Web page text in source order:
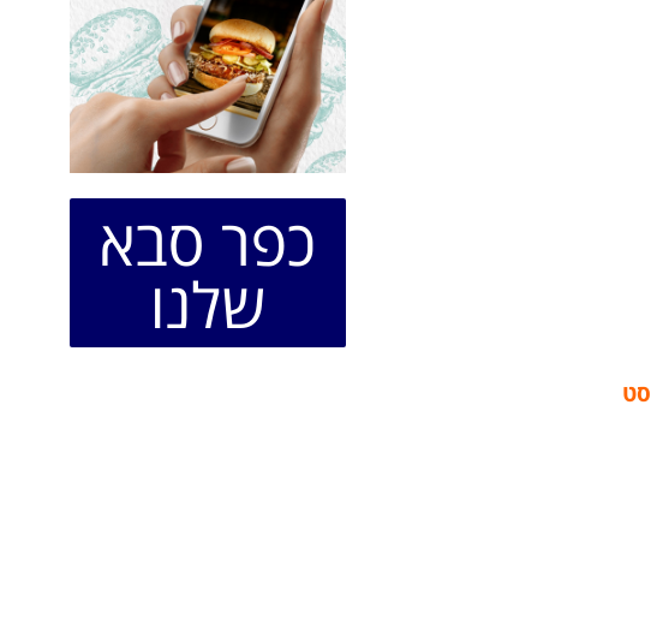
כפר סבא
שלנו